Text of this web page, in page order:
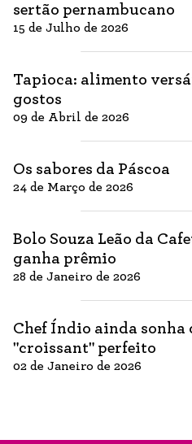
sertão pernambucano
15 de Julho de 2026
Tapioca: alimento
gostos
09 de Abril de 2026
Os sabores da Páscoa
24 de Março de 2026
Bolo Souza Leão da
ganha prêmio
28 de Janeiro de 2026
Chef Índio ainda sonha
"croissant" perfeito
02 de Janeiro de 2026